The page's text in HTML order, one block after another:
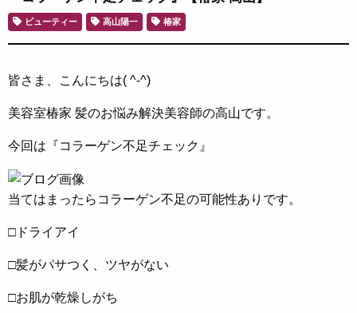
ビューティー 高山陽一 椿家
皆さま、こんにちは( ^-^)
美容室椿家 髪のお悩み解決美容師の高山です。
今回は『コラーゲン不足チェック』
当てはまったらコラーゲン不足の可能性ありです。
□ドライアイ
□髪がパサつく、ツヤがない
□お肌が乾燥しがち